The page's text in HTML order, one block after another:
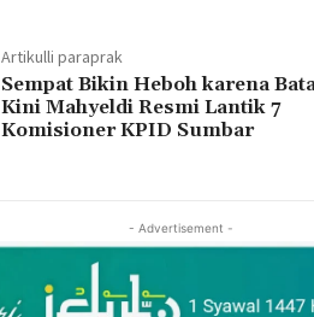
Artikulli paraprak
Sempat Bikin Heboh karena
Kini Mahyeldi Resmi Lantik 7
Komisioner KPID Sumbar
- Advertisement -